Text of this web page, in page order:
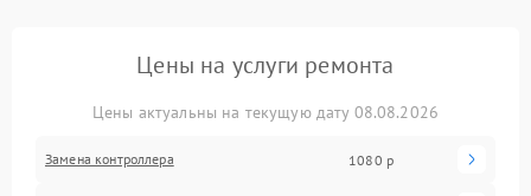
Цены на услуги ремонта
Цены актуальны на текущую дату 08.08.2026
Замена контроллера 1080 р